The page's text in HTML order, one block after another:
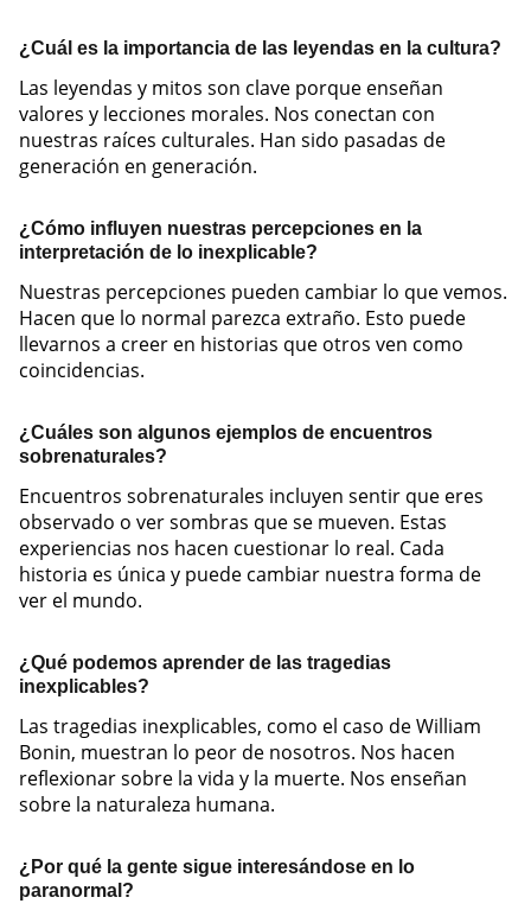
¿Cuál es la importancia de las leyendas en la cultura?
Las leyendas y mitos son clave porque enseñan
valores y lecciones morales. Nos conectan con
nuestras raíces culturales. Han sido pasadas de
generación en generación.
¿Cómo influyen nuestras percepciones en la
interpretación de lo inexplicable?
Nuestras percepciones pueden cambiar lo que vemos.
Hacen que lo normal parezca extraño. Esto puede
llevarnos a creer en historias que otros ven como
coincidencias.
¿Cuáles son algunos ejemplos de encuentros
sobrenaturales?
Encuentros sobrenaturales incluyen sentir que eres
observado o ver sombras que se mueven. Estas
experiencias nos hacen cuestionar lo real. Cada
historia es única y puede cambiar nuestra forma de
ver el mundo.
¿Qué podemos aprender de las tragedias
inexplicables?
Las tragedias inexplicables, como el caso de William
Bonin, muestran lo peor de nosotros. Nos hacen
reflexionar sobre la vida y la muerte. Nos enseñan
sobre la naturaleza humana.
¿Por qué la gente sigue interesándose en lo
paranormal?